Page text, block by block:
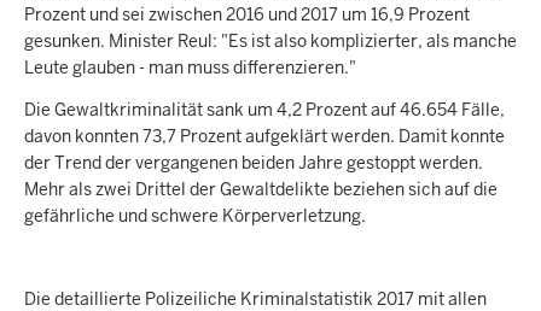
Prozent und sei zwischen 2016 und 2017 um 16,9 Prozent
gesunken. Minister Reul: "Es ist also komplizierter, als manche
Leute glauben - man muss differenzieren."
Die Gewaltkriminalität sank um 4,2 Prozent auf 46.654 Fälle,
davon konnten 73,7 Prozent aufgeklärt werden. Damit konnte
der Trend der vergangenen beiden Jahre gestoppt werden.
Mehr als zwei Drittel der Gewaltdelikte beziehen sich auf die
gefährliche und schwere Körperverletzung.
Die detaillierte Polizeiliche Kriminalstatistik 2017 mit allen